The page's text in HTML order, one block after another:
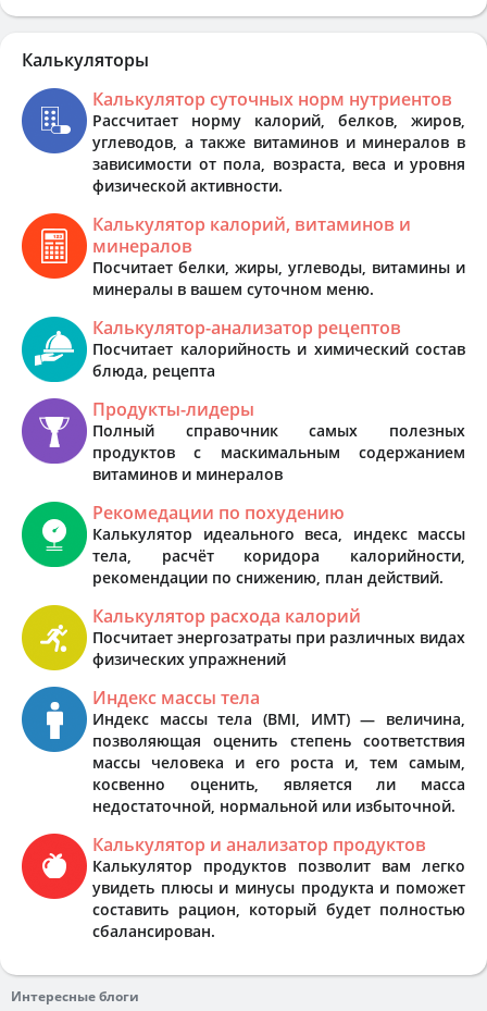
Калькуляторы
Калькулятор суточных норм нутриентов
Рассчитает норму калорий, белков, жиров,
углеводов, а также витаминов и минералов в
зависимости от пола, возраста, веса и уровня
физической активности.
Калькулятор калорий, витаминов и
минералов
Посчитает белки, жиры, углеводы, витамины и
минералы в вашем суточном меню.
Калькулятор-анализатор рецептов
Посчитает калорийность и химический состав
блюда, рецепта
Продукты-лидеры
Полный справочник самых полезных
продуктов с маскимальным содержанием
витаминов и минералов
Рекомедации по похудению
Калькулятор идеального веса, индекс массы
тела, расчёт коридора калорийности,
рекомендации по снижению, план действий.
Калькулятор расхода калорий
Посчитает энергозатраты при различных видах
физических упражнений
Индекс массы тела
Индекс массы тела (BMI, ИМТ) — величина,
позволяющая оценить степень соответствия
массы человека и его роста и, тем самым,
косвенно оценить, является ли масса
недостаточной, нормальной или избыточной.
Калькулятор и анализатор продуктов
Калькулятор продуктов позволит вам легко
увидеть плюсы и минусы продукта и поможет
составить рацион, который будет полностью
сбалансирован.
Интересные блоги